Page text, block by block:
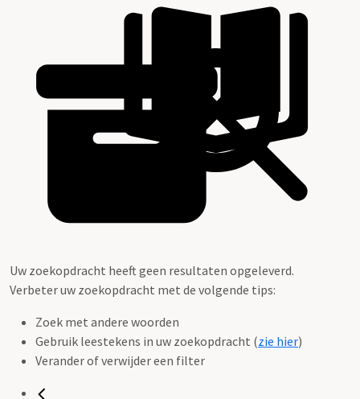
Uw zoekopdracht heeft geen resultaten opgeleverd.
Verbeter uw zoekopdracht met de volgende tips:
Zoek met andere woorden
Gebruik leestekens in uw zoekopdracht (zie hier)
Verander of verwijder een filter